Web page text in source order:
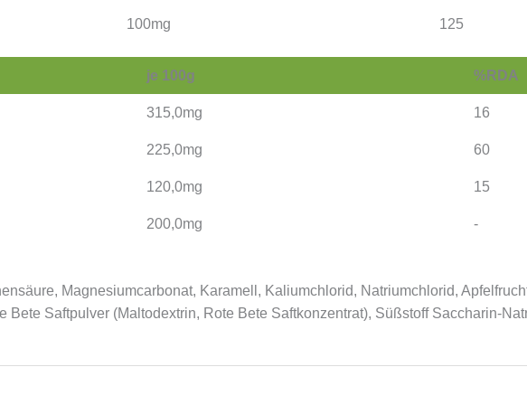
100mg 125
je 100g %RDA
315,0mg 16
225,0mg 60
120,0mg 15
200,0mg -
Magnesiumcarbonat, Karamell, Kaliumchlorid, Natriumchlorid,
Bete Saftpulver (Maltodextrin, Rote Bete Saftkonzentrat), Süßstoff Saccharin-